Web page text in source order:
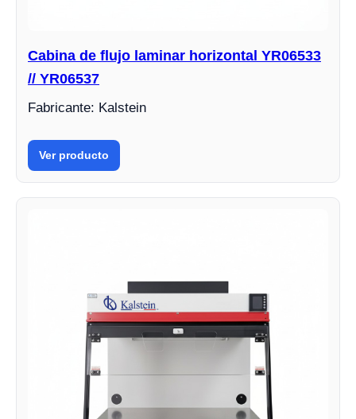
Cabina de flujo laminar horizontal YR06533
// YR06537
Fabricante: Kalstein
Ver producto